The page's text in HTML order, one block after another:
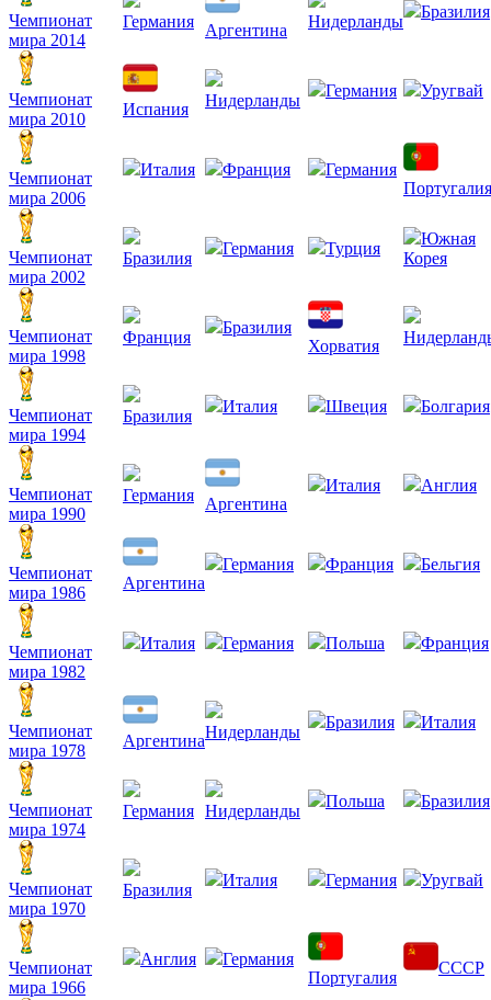
Чемпионат
мира 2014
Германия Аргентина Нидерланды
Бразилия
Чемпионат
мира 2010
Испания Нидерланды
Германия Уругвай
Чемпионат
мира 2006
Италия Франция
Германия
Португалия
Чемпионат
мира 2002
Бразилия
Германия Турция
Южная
Корея
Чемпионат
мира 1998
Франция
Бразилия
Хорватия
Чемпионат
мира 1994
Бразилия
Италия Швеция Болгария
Чемпионат
мира 1990
Германия Аргентина
Италия Англия
Чемпионат
мира 1986
Аргентина
Германия Франция Бельгия
Чемпионат
мира 1982
Италия Германия Польша Франция
Чемпионат
мира 1978
АргентинаНидерланды
Бразилия Италия
Чемпионат
мира 1974
Германия Нидерланды
Польша Бразилия
Чемпионат
мира 1970
Бразилия
Италия Германия Уругвай
Чемпионат
мира 1966
Англия
Германия
Португалия
СССР